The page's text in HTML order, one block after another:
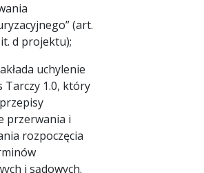
(art.
d projektu);
uchylenie
Tarczy 1.0, który
przerwania i
rozpoczęcia
i sądowych.